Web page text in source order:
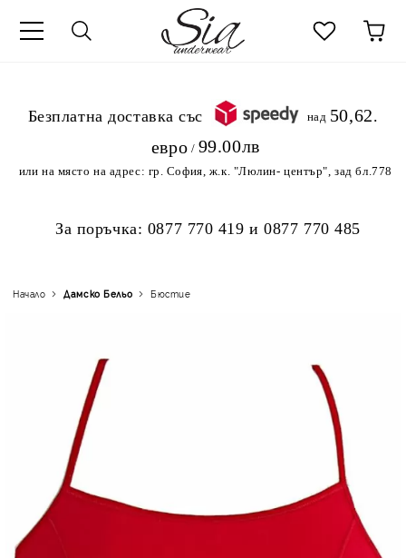
.Безплатна доставка със
над 50,62
евро / 99.00лв
или на място на адрес: гр. София, ж.к. "Люлин- център", зад бл.778
За поръчка: 0877 770 419 и0877 770 485
Начало Дамско Бельо Бюстие